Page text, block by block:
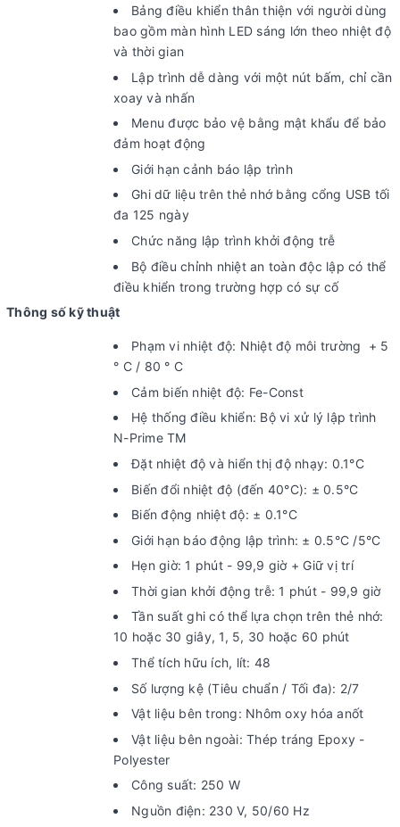
Bảng điều khiển thân thiện với người dùng
bao gồm màn hình LED sáng lớn theo nhiệt độ
và thời gian
Lập trình dễ dàng với một nút bấm, chỉ cần
xoay và nhấn
Menu được bảo vệ bằng mật khẩu để bảo
đảm hoạt động
Giới hạn cảnh báo lập trình
Ghi dữ liệu trên thẻ nhớ bằng cổng USB tối
đa 125 ngày
Chức năng lập trình khởi động trễ
Bộ điều chỉnh nhiệt an toàn độc lập có thể
điều khiển trong trường hợp có sự cố
Thông số kỹ thuật
Phạm vi nhiệt độ: Nhiệt độ môi trường + 5
° C / 80 ° C
Cảm biến nhiệt độ: Fe-Const
Hệ thống điều khiển: Bộ vi xử lý lập trình
N-Prime TM
Đặt nhiệt độ và hiển thị độ nhạy: 0.1°C
Biến đổi nhiệt độ (đến 40°C): ± 0.5°C
Biến động nhiệt độ: ± 0.1°C
Giới hạn báo động lập trình: ± 0.5°C /5°C
Hẹn giờ: 1 phút - 99,9 giờ + Giữ vị trí
Thời gian khởi động trễ: 1 phút - 99,9 giờ
Tần suất ghi có thể lựa chọn trên thẻ nhớ:
10 hoặc 30 giây, 1, 5, 30 hoặc 60 phút
Thể tích hữu ích, lít: 48
Số lượng kệ (Tiêu chuẩn / Tối đa): 2/7
Vật liệu bên trong: Nhôm oxy hóa anốt
Vật liệu bên ngoài: Thép tráng Epoxy -
Polyester
Công suất: 250 W
Nguồn điện: 230 V, 50/60 Hz